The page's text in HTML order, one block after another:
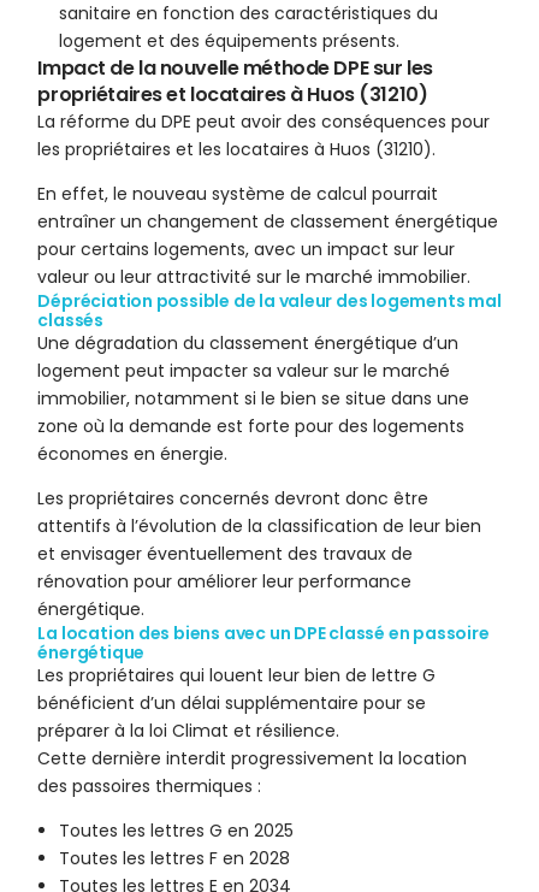
sanitaire en fonction des caractéristiques du
logement et des équipements présents.
Impact de la nouvelle méthode DPE sur les
propriétaires et locataires à Huos (31210)
La réforme du DPE peut avoir des conséquences pour
les propriétaires et les locataires à Huos (31210).
En effet, le nouveau système de calcul pourrait
entraîner un changement de classement énergétique
pour certains logements, avec un impact sur leur
valeur ou leur attractivité sur le marché immobilier.
Dépréciation possible de la valeur des logements mal
classés
Une dégradation du classement énergétique d’un
logement peut impacter sa valeur sur le marché
immobilier, notamment si le bien se situe dans une
zone où la demande est forte pour des logements
économes en énergie.
Les propriétaires concernés devront donc être
attentifs à l’évolution de la classification de leur bien
et envisager éventuellement des travaux de
rénovation pour améliorer leur performance
énergétique.
La location des biens avec un DPE classé en passoire
énergétique
Les propriétaires qui louent leur bien de lettre G
bénéficient d’un délai supplémentaire pour se
préparer à la loi Climat et résilience.
Cette dernière interdit progressivement la location
des passoires thermiques :
Toutes les lettres G en 2025
Toutes les lettres F en 2028
Toutes les lettres E en 2034